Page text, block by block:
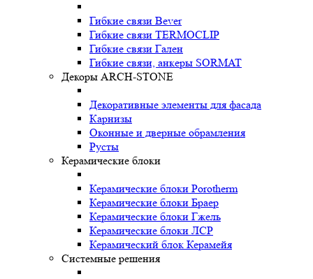
Гибкие связи Bever
Гибкие связи TERMOCLIP
Гибкие связи Гален
Гибкие связи, анкеры SORMAT
Декоры ARCH-STONE
Декоративные элементы для фасада
Карнизы
Оконные и дверные обрамления
Русты
Керамические блоки
Керамические блоки Porotherm
Керамические блоки Браер
Керамические блоки Гжель
Керамические блоки ЛСР
Керамический блок Керамейя
Системные решения